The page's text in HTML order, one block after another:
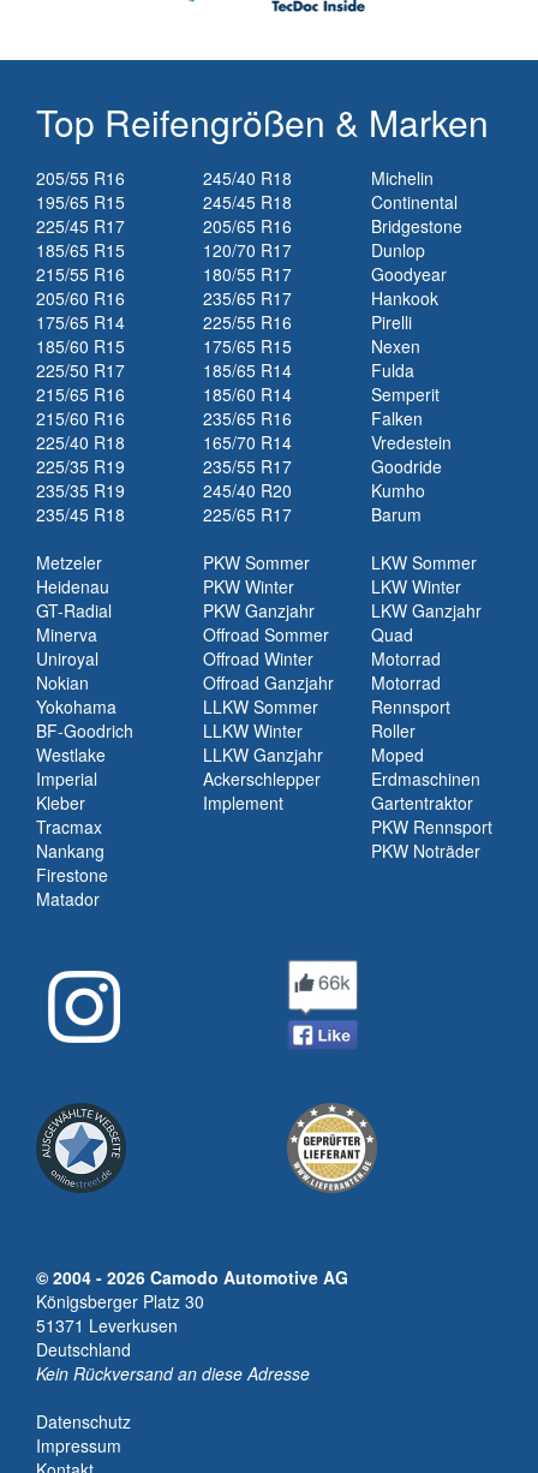
Top Reifengrößen & Marken
205/55 R16
195/65 R15
225/45 R17
185/65 R15
215/55 R16
205/60 R16
175/65 R14
185/60 R15
225/50 R17
215/65 R16
215/60 R16
225/40 R18
225/35 R19
235/35 R19
235/45 R18
245/40 R18
245/45 R18
205/65 R16
120/70 R17
180/55 R17
235/65 R17
225/55 R16
175/65 R15
185/65 R14
185/60 R14
235/65 R16
165/70 R14
235/55 R17
245/40 R20
225/65 R17
Michelin
Continental
Bridgestone
Dunlop
Goodyear
Hankook
Pirelli
Nexen
Fulda
Semperit
Falken
Vredestein
Goodride
Kumho
Barum
Metzeler
Heidenau
GT-Radial
Minerva
Uniroyal
Nokian
Yokohama
BF-Goodrich
Westlake
Imperial
Kleber
Tracmax
Nankang
Firestone
Matador
PKW Sommer
PKW Winter
PKW Ganzjahr
Offroad Sommer
Offroad Winter
Offroad Ganzjahr
LLKW Sommer
LLKW Winter
LLKW Ganzjahr
Ackerschlepper
Implement
LKW Sommer
LKW Winter
LKW Ganzjahr
Quad
Motorrad
Motorrad
Rennsport
Roller
Moped
Erdmaschinen
Gartentraktor
PKW Rennsport
PKW Noträder
© 2004 - 2026 Camodo Automotive AG
Königsberger Platz 30
51371 Leverkusen
Deutschland
Kein Rückversand an diese Adresse
Datenschutz
Impressum